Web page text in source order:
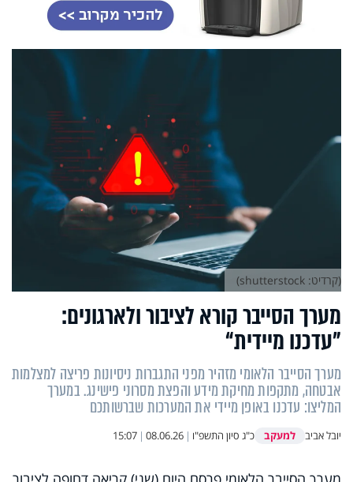
מערך הסייבר קורא לציבור ולארגונים:
"עדכנו מיידית“
מערך הסייבר הלאומי מזהיר מפני התגברות ניסיונות פריצה למצלמות
אבטחה, מתקפות מחיקת מידע והפצת מסרוני פישינג. במערך
המליצו: עדכנו באופן מיידי את המערכות שברשותכם
יובל אביב למעקב כ"ג סיון התשפ"ו |
08.06.26
|
15:07
(קרדיט: shutterstock)